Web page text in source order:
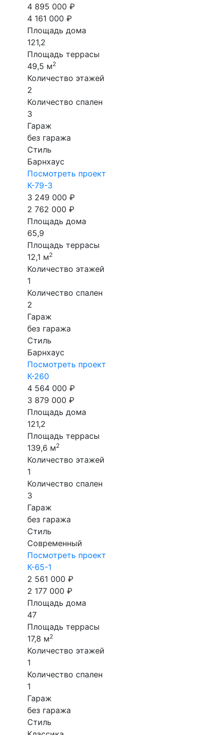
4 895 000 ₽
4 161 000 ₽
Площадь дома
121,2
Площадь террасы
49,5 м2
Количество этажей
2
Количество спален
3
Гараж
без гаража
Стиль
Барнхаус
Посмотреть проект
К-79-3
3 249 000 ₽
2 762 000 ₽
Площадь дома
65,9
Площадь террасы
12,1 м2
Количество этажей
1
Количество спален
2
Гараж
без гаража
Стиль
Барнхаус
Посмотреть проект
К-260
4 564 000 ₽
3 879 000 ₽
Площадь дома
121,2
Площадь террасы
139,6 м2
Количество этажей
1
Количество спален
3
Гараж
без гаража
Стиль
Современный
Посмотреть проект
К-65-1
2 561 000 ₽
2 177 000 ₽
Площадь дома
47
Площадь террасы
17,8 м2
Количество этажей
1
Количество спален
1
Гараж
без гаража
Стиль